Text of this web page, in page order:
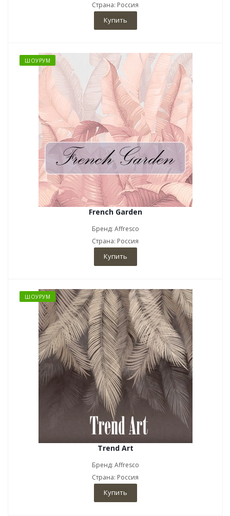
Страна: Россия
Купить
ШОУРУМ
French Garden
Бренд: Affresco
Страна: Россия
Купить
ШОУРУМ
Trend Art
Бренд: Affresco
Страна: Россия
Купить